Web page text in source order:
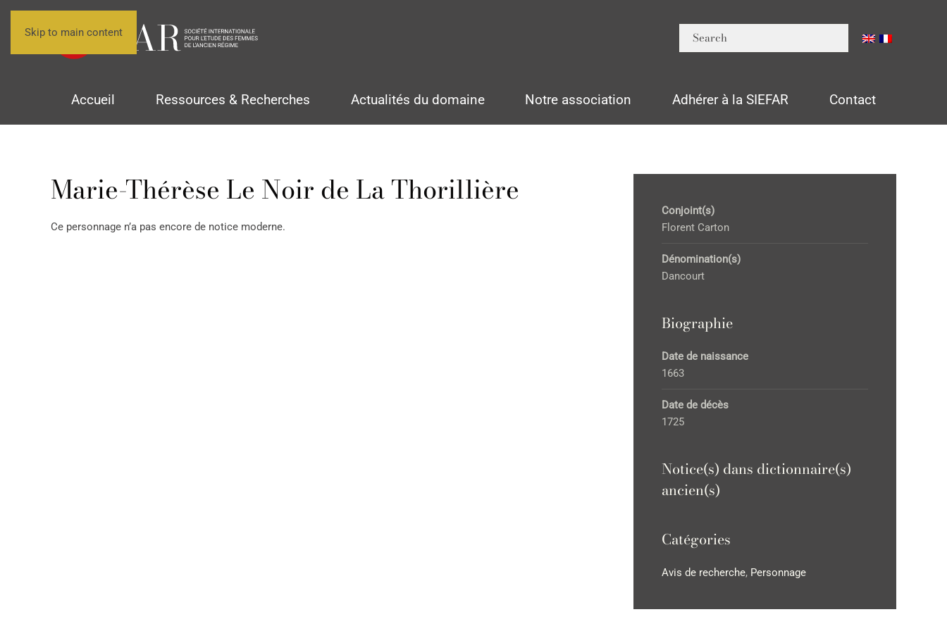
Skip to main content
Accueil Ressources & Recherches Actualités du domaine Notre association Adhérer à la SIEFAR Contact
Marie-Thérèse Le Noir de La Thorillière
Ce personnage n’a pas encore de notice moderne.
Conjoint(s)
Florent Carton
Dénomination(s)
Dancourt
Biographie
Date de naissance
1663
Date de décès
1725
Notice(s) dans dictionnaire(s)
ancien(s)
Catégories
Avis de recherche, Personnage